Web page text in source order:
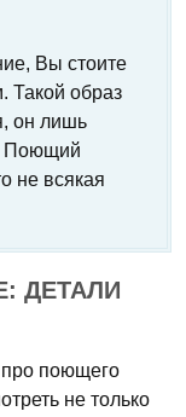
Вы стоите
Такой образ
он лишь
Поющий
не всякая
ДЕТАЛИ
про поющего
не только